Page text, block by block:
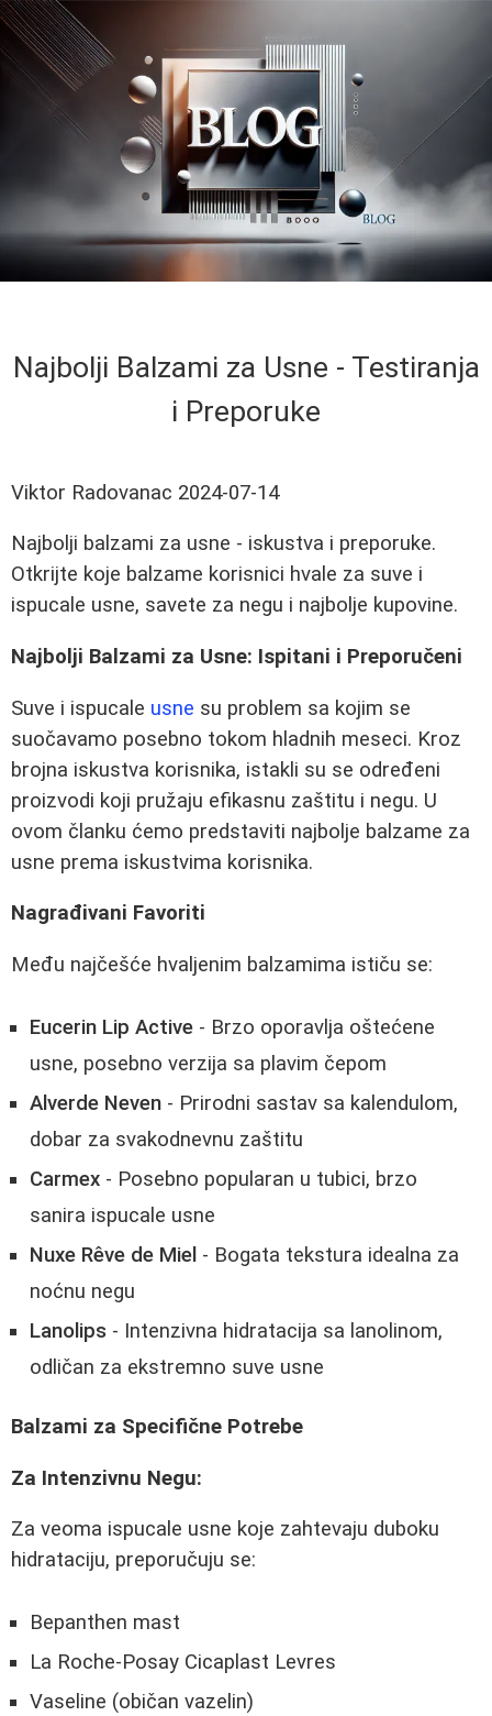
Najbolji Balzami za Usne - Testiranja
i Preporuke
Viktor Radovanac 2024-07-14
Najbolji balzami za usne - iskustva i preporuke.
Otkrijte koje balzame korisnici hvale za suve i
ispucale usne, savete za negu i najbolje kupovine.
Najbolji Balzami za Usne: Ispitani i Preporučeni
Suve i ispucale usne su problem sa kojim se
suočavamo posebno tokom hladnih meseci. Kroz
brojna iskustva korisnika, istakli su se određeni
proizvodi koji pružaju efikasnu zaštitu i negu. U
ovom članku ćemo predstaviti najbolje balzame za
usne prema iskustvima korisnika.
Nagrađivani Favoriti
Među najčešće hvaljenim balzamima ističu se:
Eucerin Lip Active - Brzo oporavlja oštećene
usne, posebno verzija sa plavim čepom
Alverde Neven - Prirodni sastav sa kalendulom,
dobar za svakodnevnu zaštitu
Carmex - Posebno popularan u tubici, brzo
sanira ispucale usne
Nuxe Rêve de Miel - Bogata tekstura idealna za
noćnu negu
Lanolips - Intenzivna hidratacija sa lanolinom,
odličan za ekstremno suve usne
Balzami za Specifične Potrebe
Za Intenzivnu Negu:
Za veoma ispucale usne koje zahtevaju duboku
hidrataciju, preporučuju se:
Bepanthen mast
La Roche-Posay Cicaplast Levres
Vaseline (običan vazelin)